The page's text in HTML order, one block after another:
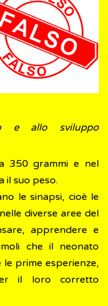
e allo sviluppo
350 grammi e nel
il suo peso.
le sinapsi, cioè le
diverse aree del
apprendere e
che il neonato
le prime esperienze,
il loro corretto